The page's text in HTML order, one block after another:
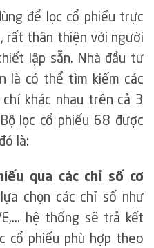
để lọc cổ phiếu trực
rất thân thiện với người
lập sẵn. Nhà đầu tư
là có thể tìm kiếm các
khác nhau trên cả 3
Bộ lọc cổ phiếu 68 được
là:
qua các chỉ số cơ
chọn các chỉ số như
E,… hệ thống sẽ trả kết
cổ phiếu phù hợp theo